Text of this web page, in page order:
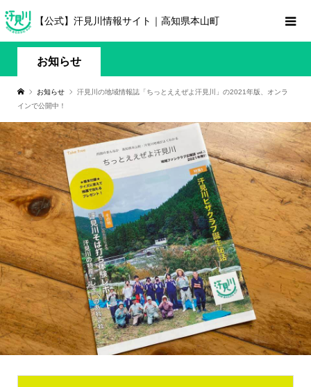
【公式】汗見川情報サイト｜高知県本山町
お知らせ
お知らせ
汗見川の地域情報誌「ちっとええぜよ汗見川」の2021年版、オンラ
インで公開中！